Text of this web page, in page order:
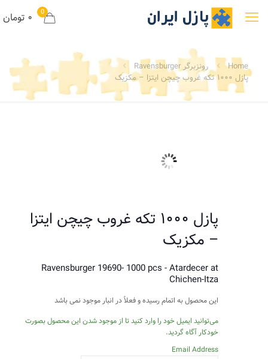
0 ۰ تومان
Home
رونزبرگر Ravensburger
پازل ۱۰۰۰ تکه غروب چیچن ایتزا – مکزیک
پازل ۱۰۰۰ تکه غروب چیچن ایتزا
– مکزیک
Ravensburger 19690- 1000 pcs - Atardecer at
Chichen-Itza
این محصول به اتمام رسیده و فعلاً در انبار موجود نمی باشد
می‌توانید ایمیل خود را وارد کنید تا از موجود شدن این محصول بصورت
خودکار آگاه گردید.
Email Address